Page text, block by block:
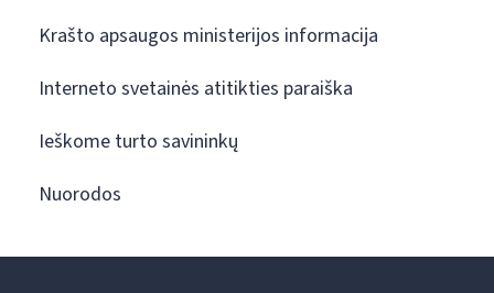
Krašto apsaugos ministerijos informacija
Interneto svetainės atitikties paraiška
Ieškome turto savininkų
Nuorodos